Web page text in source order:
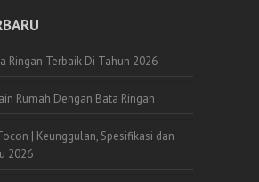
Ringan Terbaik Di Tahun 2026
Rumah Dengan Bata Ringan
| Keunggulan, Spesifikasi dan
2026